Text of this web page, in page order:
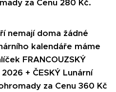
za Cenu 280 Kč.
nemají doma žádné
kalendáře máme
FRANCOUZSKÝ
+ ČESKÝ Lunární
za Cenu 360 Kč